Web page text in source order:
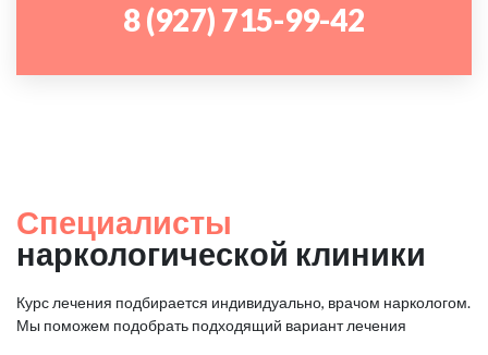
8 (927) 715-99-42
Специалисты
наркологической клиники
Курс лечения подбирается индивидуально, врачом наркологом.
Мы поможем подобрать подходящий вариант лечения